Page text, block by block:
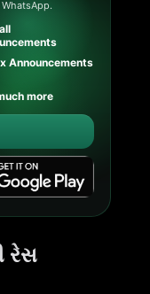
Announcements
more
રેસ